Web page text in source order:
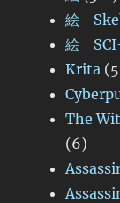
絵
絵
Krita
The
(6)